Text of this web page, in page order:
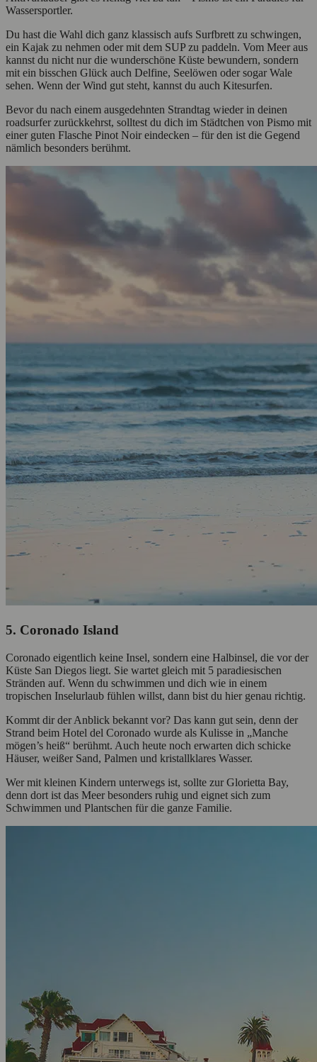
Wassersportler.
Du hast die Wahl dich ganz klassisch aufs Surfbrett zu schwingen,
ein Kajak zu nehmen oder mit dem SUP zu paddeln. Vom Meer aus
kannst du nicht nur die wunderschöne Küste bewundern, sondern
mit ein bisschen Glück auch Delfine, Seelöwen oder sogar Wale
sehen. Wenn der Wind gut steht, kannst du auch Kitesurfen.
Bevor du nach einem ausgedehnten Strandtag wieder in deinen
roadsurfer zurückkehrst, solltest du dich im Städtchen von Pismo mit
einer guten Flasche Pinot Noir eindecken – für den ist die Gegend
nämlich besonders berühmt.
5. Coronado Island
Coronado eigentlich keine Insel, sondern eine Halbinsel, die vor der
Küste San Diegos liegt. Sie wartet gleich mit 5 paradiesischen
Stränden auf. Wenn du schwimmen und dich wie in einem
tropischen Inselurlaub fühlen willst, dann bist du hier genau richtig.
Kommt dir der Anblick bekannt vor? Das kann gut sein, denn der
Strand beim Hotel del Coronado wurde als Kulisse in „Manche
mögen’s heiß“ berühmt. Auch heute noch erwarten dich schicke
Häuser, weißer Sand, Palmen und kristallklares Wasser.
Wer mit kleinen Kindern unterwegs ist, sollte zur Glorietta Bay,
denn dort ist das Meer besonders ruhig und eignet sich zum
Schwimmen und Plantschen für die ganze Familie.